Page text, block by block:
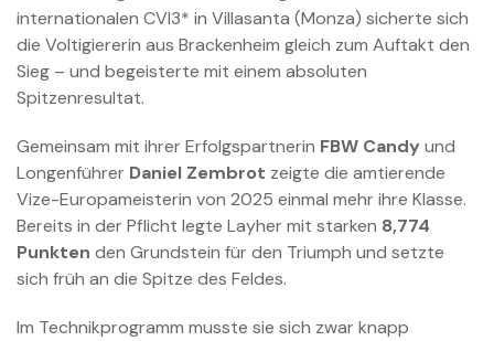
internationalen CVI3* in Villasanta (Monza) sicherte sich
die Voltigiererin aus Brackenheim gleich zum Auftakt den
Sieg – und begeisterte mit einem absoluten
Spitzenresultat.
Gemeinsam mit ihrer Erfolgspartnerin FBW Candy und
Longenführer Daniel Zembrot zeigte die amtierende
Vize-Europameisterin von 2025 einmal mehr ihre Klasse.
Bereits in der Pflicht legte Layher mit starken 8,774
Punkten den Grundstein für den Triumph und setzte
sich früh an die Spitze des Feldes.
Im Technikprogramm musste sie sich zwar knapp